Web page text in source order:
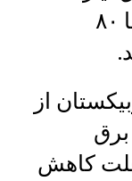
دارند، اما شرکت برشنا تنها ۸۰
از
برق
علت کاهش